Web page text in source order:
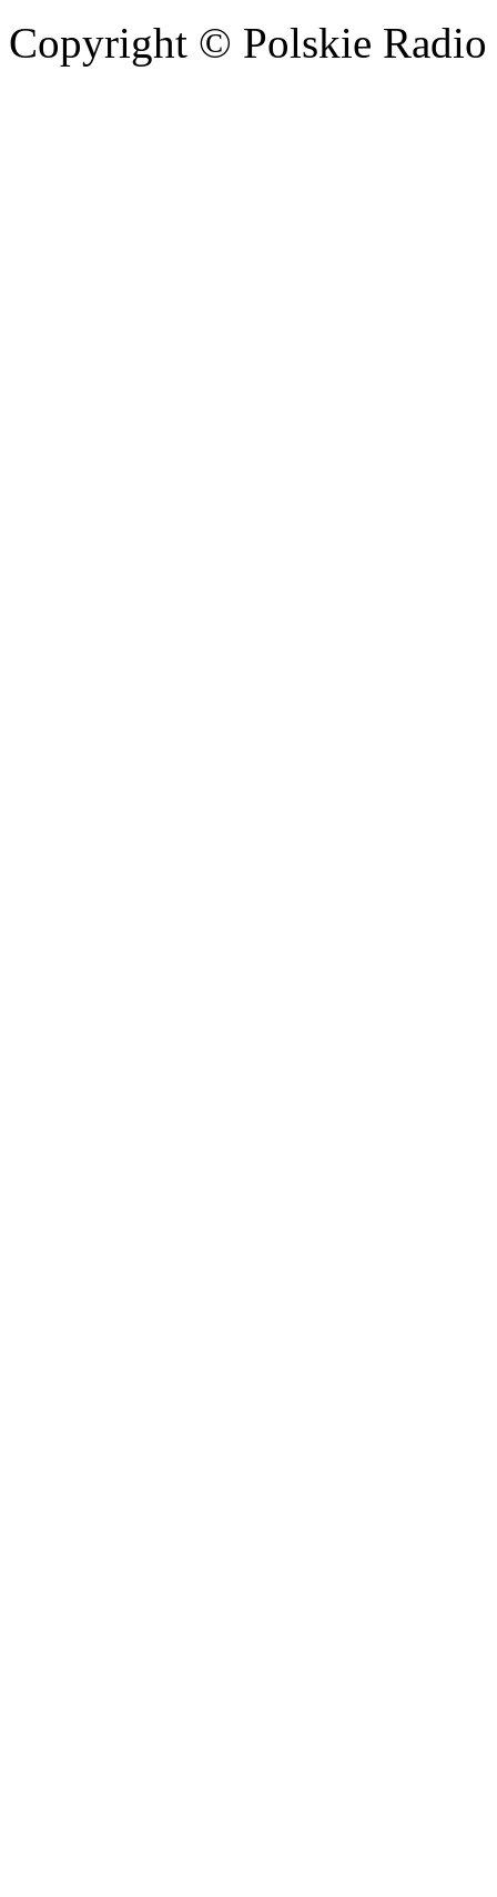
Copyright © Polskie